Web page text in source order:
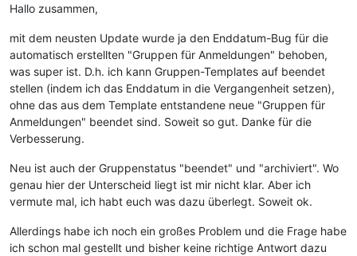
Hallo zusammen,
mit dem neusten Update wurde ja den Enddatum-Bug für die
automatisch erstellten "Gruppen für Anmeldungen" behoben,
was super ist. D.h. ich kann Gruppen-Templates auf beendet
stellen (indem ich das Enddatum in die Vergangenheit setzen),
ohne das aus dem Template entstandene neue "Gruppen für
Anmeldungen" beendet sind. Soweit so gut. Danke für die
Verbesserung.
Neu ist auch der Gruppenstatus "beendet" und "archiviert". Wo
genau hier der Unterscheid liegt ist mir nicht klar. Aber ich
vermute mal, ich habt euch was dazu überlegt. Soweit ok.
Allerdings habe ich noch ein großes Problem und die Frage habe
ich schon mal gestellt und bisher keine richtige Antwort dazu